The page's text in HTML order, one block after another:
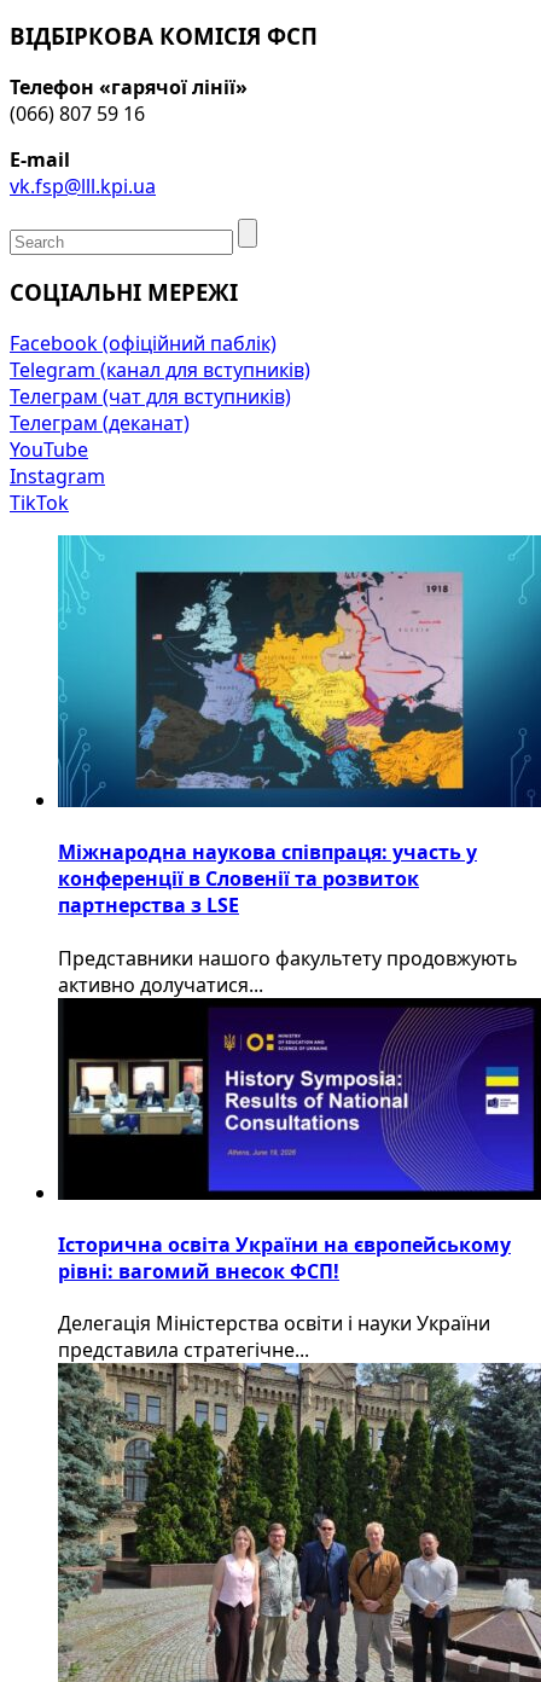
ВІДБІРКОВА КОМІСІЯ ФСП
Телефон «гарячої лінії»
(066) 807 59 16
E-mail
vk.fsp@lll.kpi.ua
СОЦІАЛЬНІ МЕРЕЖІ
Facebook (офіційний паблік)
Telegram (канал для вступників)
Телеграм (чат для вступників)
Телеграм (деканат)
YouTube
Instagram
TikTok
Міжнародна наукова співпраця: участь у
конференції в Словенії та розвиток
партнерства з LSE
​Представники нашого факультету продовжують
активно долучатися...
Історична освіта України на європейському
рівні: вагомий внесок ФСП!
Делегація Міністерства освіти і науки України
представила стратегічне...